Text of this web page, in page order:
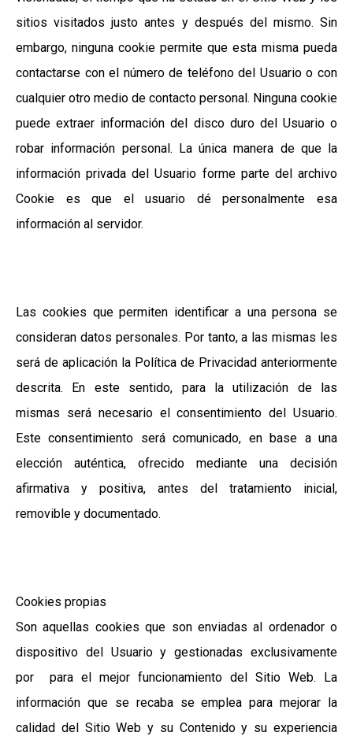
sitios visitados justo antes y después del mismo. Sin
embargo, ninguna cookie permite que esta misma pueda
contactarse con el número de teléfono del Usuario o con
cualquier otro medio de contacto personal. Ninguna cookie
puede extraer información del disco duro del Usuario o
robar información personal. La única manera de que la
información privada del Usuario forme parte del archivo
Cookie es que el usuario dé personalmente esa
información al servidor.
Las cookies que permiten identificar a una persona se
consideran datos personales. Por tanto, a las mismas les
será de aplicación la Política de Privacidad anteriormente
descrita. En este sentido, para la utilización de las
mismas será necesario el consentimiento del Usuario.
Este consentimiento será comunicado, en base a una
elección auténtica, ofrecido mediante una decisión
afirmativa y positiva, antes del tratamiento inicial,
removible y documentado.
Cookies propias
Son aquellas cookies que son enviadas al ordenador o
dispositivo del Usuario y gestionadas exclusivamente
por para el mejor funcionamiento del Sitio Web. La
información que se recaba se emplea para mejorar la
calidad del Sitio Web y su Contenido y su experiencia